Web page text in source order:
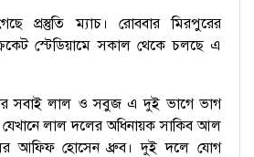
প্রস্তুতি ম্যাচ। রোববার মিরপুরের
স্টেডিয়ামে সকাল থেকে চলছে এ
সবাই লাল ও সবুজ এ দুই ভাগে ভাগ
লাল দলের অধিনায়ক সাকিব আল
আফিফ হোসেন ধ্রুব। দুই দলে যোগ